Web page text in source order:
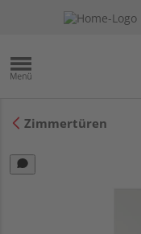
Zimmertüren